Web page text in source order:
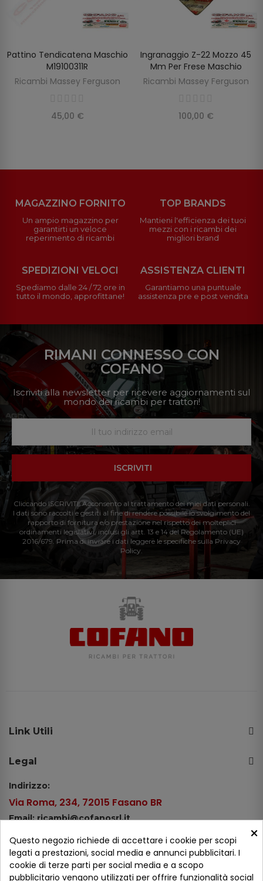
SCOPRIRE
Pattino Tendicatena Maschio
M19100311R
Ricambi Massey Ferguson
45,00 €
SCOPRIRE
Ingranaggio Z-22 Mozzo 45
Mm Per Frese Maschio
Ricambi Massey Ferguson
100,00 €
MAGAZZINO FORNITO
Un ampio magazzino per
garantirti un veloce
reperimento di ricambi
TOP BRANDS
Mantieni l'efficienza dei tuoi
mezzi con i ricambi dei
migliori brand
SPEDIZIONI VELOCI
Spediamo dalle 24 / 72 ore in
tutto il mondo, approfittane!
ASSISTENZA CLIENTI
Garantiamo una puntuale
assistenza pre e post vendita
RIMANI CONNESSO CON
COFANO
Iscriviti alla newsletter per ricevere aggiornamenti sul
mondo dei ricambi per trattori!
ISCRIVITI
Cliccando ISCRIVITI: Acconsento al trattamento dei miei dati personali.
I dati sono raccolti e gestiti al fine di rendere possibile lo svolgimento del
rapporto di fornitura e/o prestazione nel rispetto dei molteplici
ordinamenti legislativi, inclusi gli artt. 13 e 14 del Regolamento (UE)
2016/679. Prima di inviare i dati leggere le specifiche sulla Privacy
Policy.
Link Utili
Legal
Indirizzo:
Via Roma, 234, 72015 Fasano BR
Email: ricambi@cofanosrl.it
Tel.: +39 080 44 13 478
WhatsApp: +39 334 98 51 100
×
Questo negozio richiede di accettare i cookie per scopi
legati a prestazioni, social media e annunci pubblicitari. I
cookie di terze parti per social media e a scopo
pubblicitario vengono utilizzati per offrire funzionalità social